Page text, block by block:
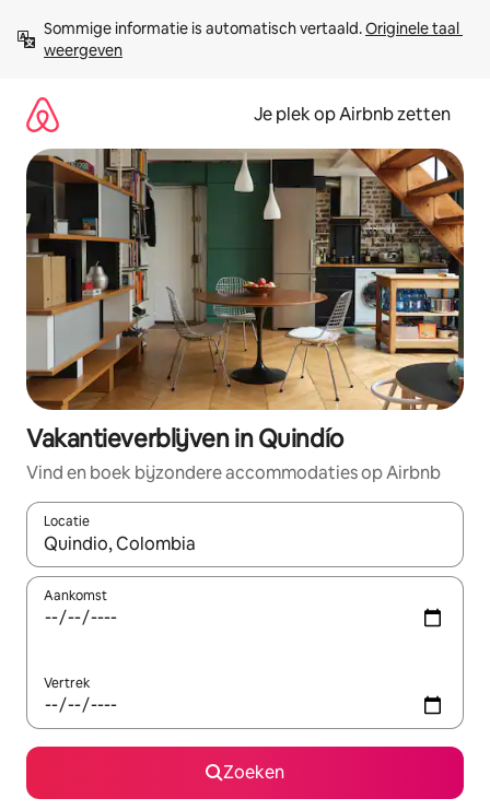
direct
naar
Sommige informatie is automatisch vertaald. Originele taal
weergeven
Je plek op Airbnb zetten
Vakantieverblijven in Quindío
Vind en boek bijzondere accommodaties op Airbnb
Locatie
Wanneer er resultaten beschikbaar zijn, maak je een keuze
Aankomst
Vertrek
Zoeken